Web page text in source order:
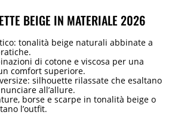
BEIGE IN MATERIALE 2026
tonalità beige naturali abbinate a
di cotone e viscosa per una
comfort superiore.
silhouette rilassate che esaltano
all’allure.
borse e scarpe in tonalità beige o
l’outfit.